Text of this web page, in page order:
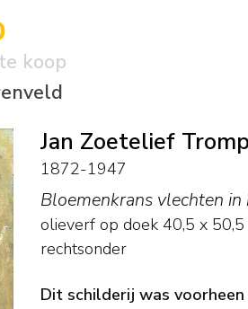
koop
Jan Zoetelief Tromp
1872-1947
Bloemenkrans vlechten
olieverf op doek 40,5 x 50,5
rechtsonder
Dit schilderij was